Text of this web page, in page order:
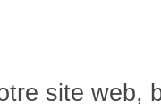
site web,